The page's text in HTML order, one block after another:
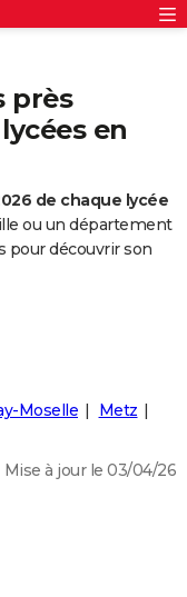
près
en
de chaque lycée
ou un département
pour découvrir son
Moselle
Metz
Mise à jour le 03/04/26